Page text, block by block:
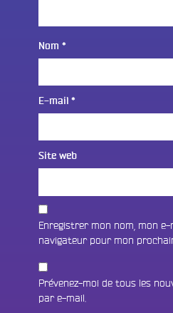
Nom *
E-mail *
Site web
Enregistrer mon nom, mon
navigateur pour mon
Prévenez-moi de tous les
par e-mail.